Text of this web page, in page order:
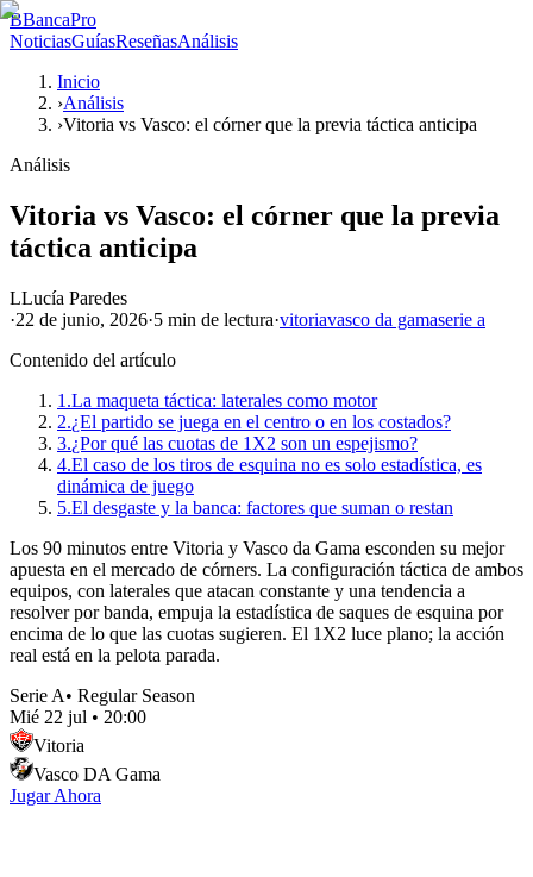
BBancaPro
NoticiasGuíasReseñasAnálisis
Inicio
›Análisis
›Vitoria vs Vasco: el córner que la previa táctica anticipa
Análisis
Vitoria vs Vasco: el córner que la previa
táctica anticipa
LLucía Paredes
·22 de junio, 2026·5 min de lectura·vitoriavasco da gamaserie a
Contenido del artículo
1.La maqueta táctica: laterales como motor
2.¿El partido se juega en el centro o en los costados?
3.¿Por qué las cuotas de 1X2 son un espejismo?
4.El caso de los tiros de esquina no es solo estadística, es
dinámica de juego
5.El desgaste y la banca: factores que suman o restan
Los 90 minutos entre Vitoria y Vasco da Gama esconden su mejor
apuesta en el mercado de córners. La configuración táctica de ambos
equipos, con laterales que atacan constante y una tendencia a
resolver por banda, empuja la estadística de saques de esquina por
encima de lo que las cuotas sugieren. El 1X2 luce plano; la acción
real está en la pelota parada.
Serie A• Regular Season
Mié 22 jul • 20:00
Vitoria
Vasco DA Gama
Jugar Ahora